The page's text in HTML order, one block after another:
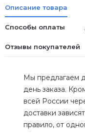
Описание товара
Способы оплаты
Отзывы покупателей
Мы предлагаем
день заказа.
всей России
доставки
правило, от